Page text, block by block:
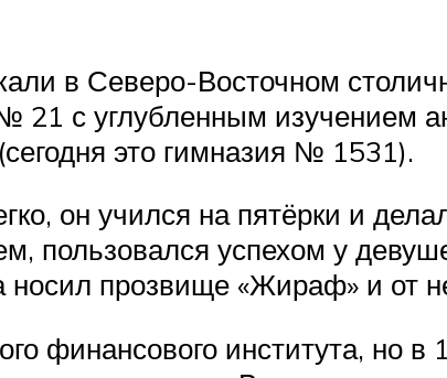
в Северо-Восточном
с углубленным изучением
это гимназия № 1531).
он учился на пятёрки и
пользовался успехом у
прозвище «Жираф» и от
финансового института, но в